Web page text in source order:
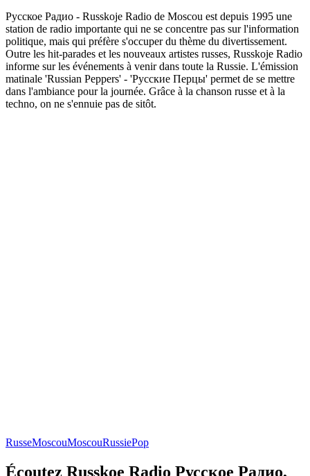
Русское Радио - Russkoje Radio de Moscou est depuis 1995 une
station de radio importante qui ne se concentre pas sur l'information
politique, mais qui préfère s'occuper du thème du divertissement.
Outre les hit-parades et les nouveaux artistes russes, Russkoje Radio
informe sur les événements à venir dans toute la Russie. L'émission
matinale 'Russian Peppers' - 'Русские Перцы' permet de se mettre
dans l'ambiance pour la journée. Grâce à la chanson russe et à la
techno, on ne s'ennuie pas de sitôt.
RusseMoscouMoscouRussiePop
Écoutez Russkoe Radio Русское Радио,